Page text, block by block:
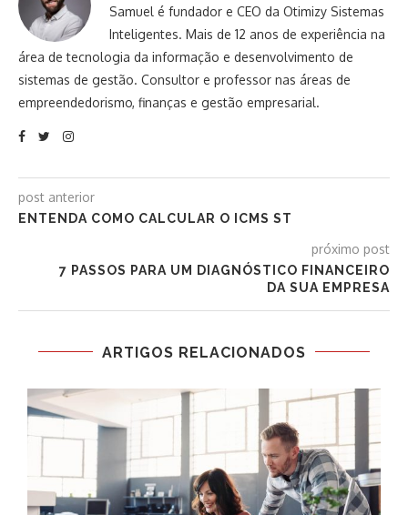
Samuel é fundador e CEO da Otimizy Sistemas
Inteligentes. Mais de 12 anos de experiência na
área de tecnologia da informação e desenvolvimento de
sistemas de gestão. Consultor e professor nas áreas de
empreendedorismo, finanças e gestão empresarial.
post anterior
ENTENDA COMO CALCULAR O ICMS ST
próximo post
7 PASSOS PARA UM DIAGNÓSTICO FINANCEIRO
DA SUA EMPRESA
ARTIGOS RELACIONADOS